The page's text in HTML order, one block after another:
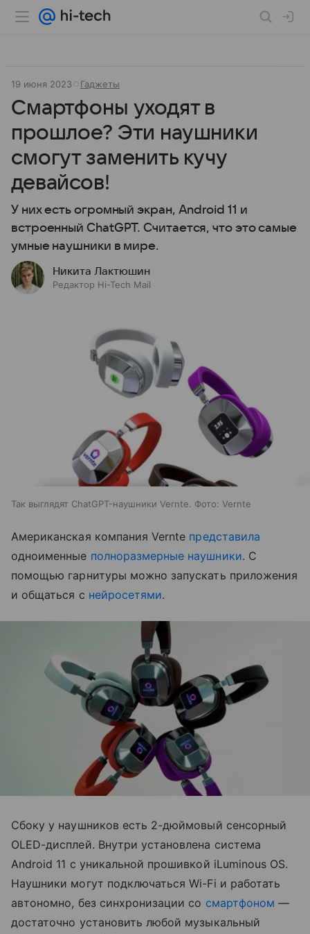
19 июня 2023 Гаджеты
Смартфоны уходят в
прошлое? Эти наушники
смогут заменить кучу
девайсов!
У них есть огромный экран, Android 11 и
встроенный ChatGPT. Считается, что это самые
умные наушники в мире.
Никита Лактюшин
Редактор Hi-Tech Mail
Так выглядят ChatGPT-наушники Vernte. Фото: Vernte
Американская компания Vernte представила
одноименные полноразмерные наушники. С
помощью гарнитуры можно запускать приложения
и общаться с нейросетями.
Сбоку у наушников есть 2-дюймовый сенсорный
OLED-дисплей. Внутри установлена система
Android 11 с уникальной прошивкой iLuminous OS.
Наушники могут подключаться Wi-Fi и работать
автономно, без синхронизации со смартфоном —
достаточно установить любой музыкальный